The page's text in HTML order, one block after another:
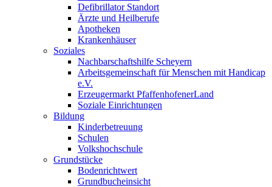
Defibrillator Standort
Ärzte und Heilberufe
Apotheken
Krankenhäuser
Soziales
Nachbarschaftshilfe Scheyern
Arbeitsgemeinschaft für Menschen mit Handicap
e.V.
Erzeugermarkt PfaffenhofenerLand
Soziale Einrichtungen
Bildung
Kinderbetreuung
Schulen
Volkshochschule
Grundstücke
Bodenrichtwert
Grundbucheinsicht